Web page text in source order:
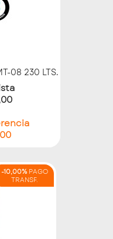
08 230 LTS.
-10,00%PAGO
TRANSF.